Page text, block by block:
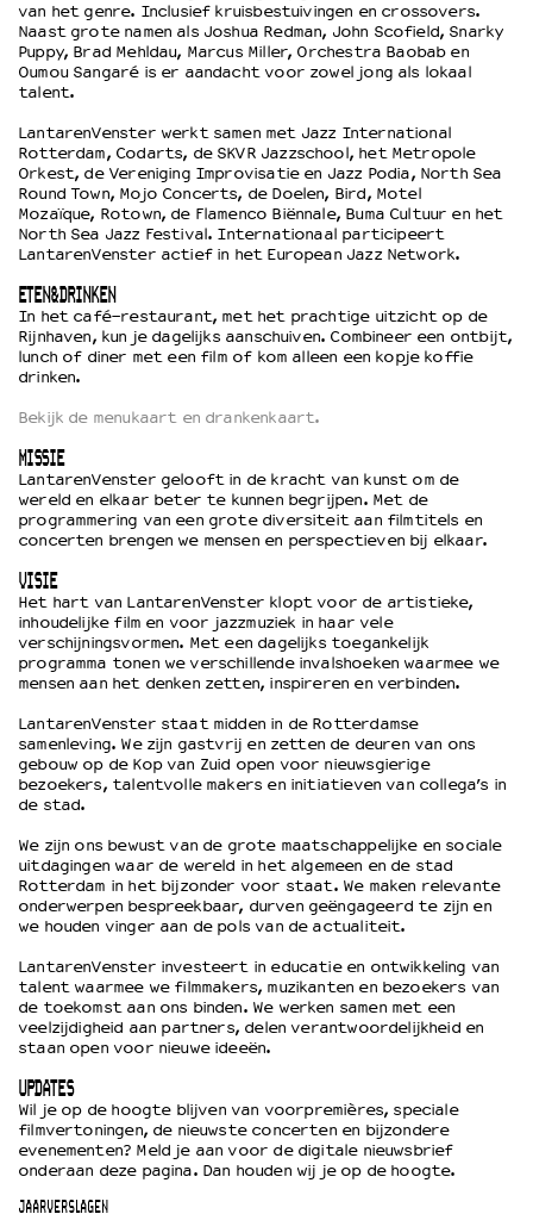
Ruimte voor artistieke vrijheid – VNPF
van het genre. Inclusief kruisbestuivingen en crossovers.
Naast grote namen als Joshua Redman, John Scofield, Snarky
Puppy, Brad Mehldau, Marcus Miller, Orchestra Baobab en
Oumou Sangaré is er aandacht voor zowel jong als lokaal
talent.
LantarenVenster werkt samen met Jazz International
Rotterdam, Codarts, de SKVR Jazzschool, het Metropole
Orkest, de Vereniging Improvisatie en Jazz Podia, North Sea
Round Town, Mojo Concerts, de Doelen, Bird, Motel
Mozaïque, Rotown, de Flamenco Biënnale, Buma Cultuur en het
North Sea Jazz Festival. Internationaal participeert
LantarenVenster actief in het European Jazz Network.
ETEN&DRINKEN
In het café-restaurant, met het prachtige uitzicht op de
Rijnhaven, kun je dagelijks aanschuiven. Combineer een ontbijt,
lunch of diner met een film of kom alleen een kopje koffie
drinken.
Bekijk de menukaart en drankenkaart.
MISSIE
LantarenVenster gelooft in de kracht van kunst om de
wereld en elkaar beter te kunnen begrijpen. Met de
programmering van een grote diversiteit aan filmtitels en
concerten brengen we mensen en perspectieven bij elkaar.
VISIE
Het hart van LantarenVenster klopt voor de artistieke,
inhoudelijke film en voor jazzmuziek in haar vele
verschijningsvormen. Met een dagelijks toegankelijk
programma tonen we verschillende invalshoeken waarmee we
mensen aan het denken zetten, inspireren en verbinden.
LantarenVenster staat midden in de Rotterdamse
samenleving. We zijn gastvrij en zetten de deuren van ons
gebouw op de Kop van Zuid open voor nieuwsgierige
bezoekers, talentvolle makers en initiatieven van collega’s in
de stad.
We zijn ons bewust van de grote maatschappelijke en sociale
uitdagingen waar de wereld in het algemeen en de stad
Rotterdam in het bijzonder voor staat. We maken relevante
onderwerpen bespreekbaar, durven geëngageerd te zijn en
we houden vinger aan de pols van de actualiteit.
LantarenVenster investeert in educatie en ontwikkeling van
talent waarmee we filmmakers, muzikanten en bezoekers van
de toekomst aan ons binden. We werken samen met een
veelzijdigheid aan partners, delen verantwoordelijkheid en
staan open voor nieuwe ideeën.
UPDATES
Wil je op de hoogte blijven van voorpremières, speciale
filmvertoningen, de nieuwste concerten en bijzondere
evenementen? Meld je aan voor de digitale nieuwsbrief
onderaan deze pagina. Dan houden wij je op de hoogte.
JAARVERSLAGEN